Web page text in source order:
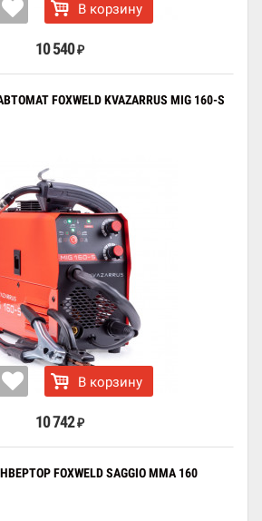
В корзину
10 540 ₽
FOXWELD KVAZARRUS MIG 160-S
В корзину
10 742 ₽
FOXWELD SAGGIO MMA 160